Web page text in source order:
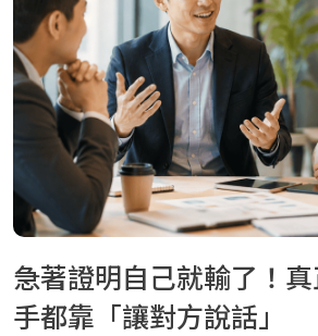
急著證明自己就輸了！
手都靠「讓對方說話」